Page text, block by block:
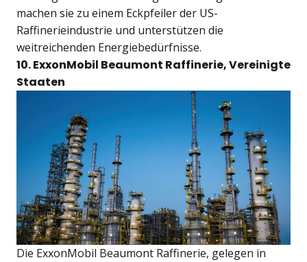
machen sie zu einem Eckpfeiler der US-
Raffinerieindustrie und unterstützen die
weitreichenden Energiebedürfnisse.
10. ExxonMobil Beaumont Raffinerie, Vereinigte
Staaten
Die ExxonMobil Beaumont Raffinerie, gelegen in